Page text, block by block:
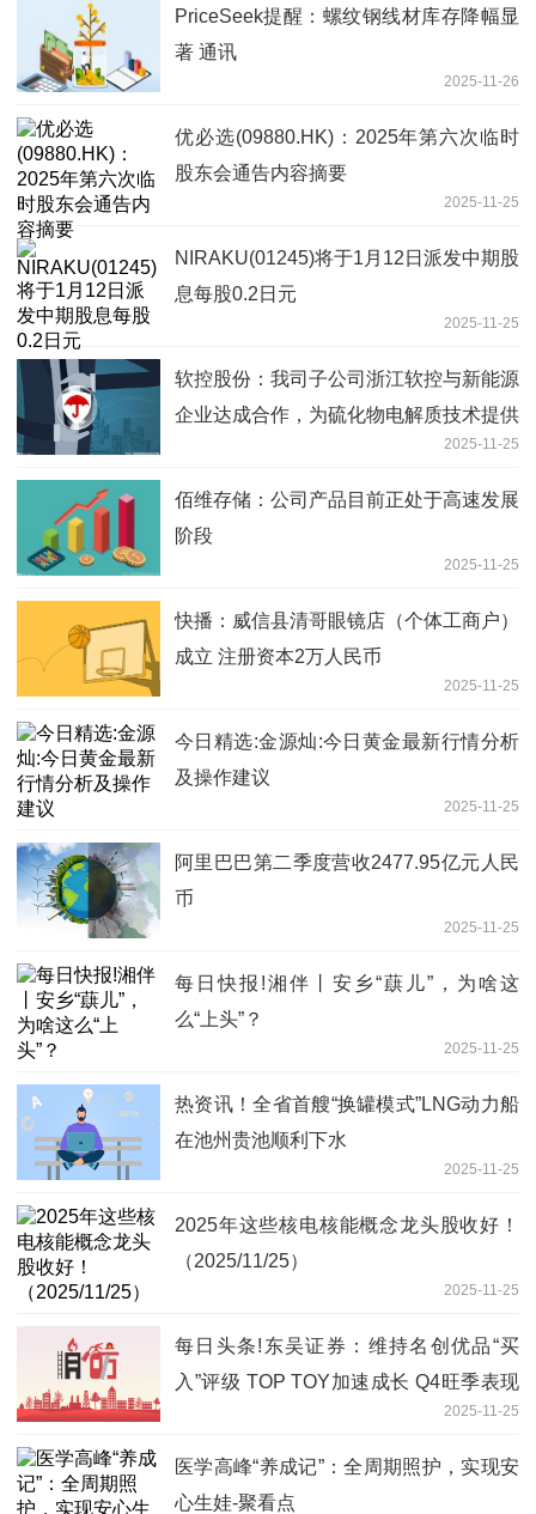
PriceSeek提醒：螺纹钢线材库存降幅显
著 通讯
2025-11-26
优必选(09880.HK)：2025年第六次临时
股东会通告内容摘要
2025-11-25
NIRAKU(01245)将于1月12日派发中期股
息每股0.2日元
2025-11-25
软控股份：我司子公司浙江软控与新能源
企业达成合作，为硫化物电解质技术提供
整线解决方案，项目正在正常推进中|每
日观察
2025-11-25
佰维存储：公司产品目前正处于高速发展
阶段
2025-11-25
快播：威信县清哥眼镜店（个体工商户）
成立 注册资本2万人民币
2025-11-25
今日精选:金源灿:今日黄金最新行情分析
及操作建议
2025-11-25
阿里巴巴第二季度营收2477.95亿元人民
币
2025-11-25
每日快报!湘伴丨安乡“蕻儿”，为啥这
么“上头”？
2025-11-25
热资讯！全省首艘“换罐模式”LNG动力船
在池州贵池顺利下水
2025-11-25
2025年这些核电核能概念龙头股收好！
（2025/11/25）
2025-11-25
每日头条!东吴证券：维持名创优品“买
入”评级 TOP TOY加速成长 Q4旺季表现
2025-11-25
医学高峰“养成记”：全周期照护，实现安
心生娃-聚看点